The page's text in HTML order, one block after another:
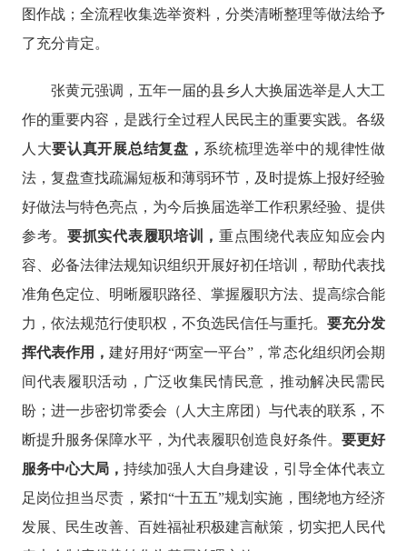
图作战；全流程收集选举资料，分类清晰整理等做法给予
了充分肯定。
张黄元强调，五年一届的县乡人大换届选举是人大工
作的重要内容，是践行全过程人民民主的重要实践。各级
人大要认真开展总结复盘， 系统梳理选举中的规律性做
法，复盘查找疏漏短板和薄弱环节，及时提炼上报好经验
好做法与特色亮点，为今后换届选举工作积累经验、提供
参考。要抓实代表履职培训，重点围绕代表应知应会内
容、必备法律法规知识组织开展好初任培训，帮助代表找
准角色定位、明晰履职路径、掌握履职方法、提高综合能
力，依法规范行使职权，不负选民信任与重托。要充分发
挥代表作用，建好用好“两室一平台”，常态化组织闭会期
间代表履职活动，广泛收集民情民意，推动解决民需民
盼；进一步密切常委会（人大主席团）与代表的联系，不
断提升服务保障水平，为代表履职创造良好条件。要更好
服务中心大局， 持续加强人大自身建设，引导全体代表立
足岗位担当尽责，紧扣“十五五”规划实施，围绕地方经济
发展、民生改善、百姓福祉积极建言献策，切实把人民代